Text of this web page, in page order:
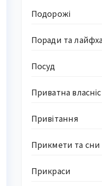
Подорожі
Поради та
Посуд
Приватна
Привітання
Прикмети та сни
Прикраси